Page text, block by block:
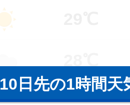
10日先の1時間天